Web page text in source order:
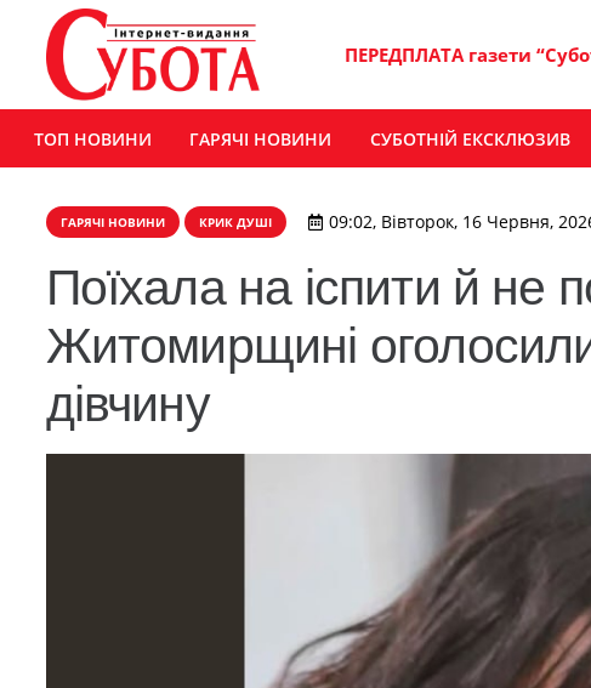
ПЕРЕДПЛАТА газети
ТОП НОВИНИ ГАРЯЧІ НОВИНИ СУБОТНІЙ ЕКСКЛЮЗИВ
ГАРЯЧІ НОВИНИ КРИК ДУШІ 09:02, Вівторок, 16 Червня,
Поїхала на іспити й не
Житомирщині
дівчину